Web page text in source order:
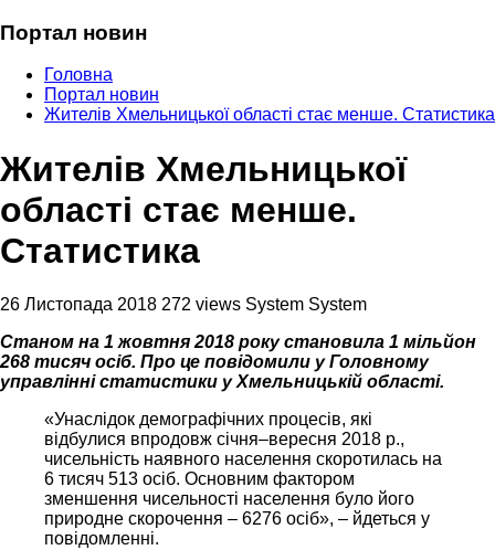
Портал новин
Головна
Портал новин
Жителів Хмельницької області стає менше. Статистика
Жителів Хмельницької
області стає менше.
Статистика
26 Листопада 2018 272 views System System
Станом на 1 жовтня 2018 року становила 1 мільйон
268 тисяч осіб. Про це повідомили у Головному
управлінні статистики у Хмельницькій області.
«Унаслідок демографічних процесів, які
відбулися впродовж січня–вересня 2018 р.,
чисельність наявного населення скоротилась на
6 тисяч 513 осіб. Основним фактором
зменшення чисельності населення було його
природне скорочення – 6276 осіб», – йдеться у
повідомленні.